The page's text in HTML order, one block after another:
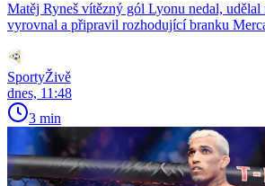
Matěj Ryneš vítězný gól Lyonu nedal, udělal
vyrovnal a připravil rozhodující branku
SportyŽivě
dnes, 11:48
3 min